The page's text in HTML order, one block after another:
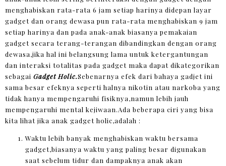
menghabiskan rata-rata 6 jam setiap harinya didepan layar
gadget dan orang dewasa pun rata-rata menghabiskan 9 jam
setiap harinya dan pada anak-anak biasanya pemakaian
gadget secara terang-terangan dibandingkan dengan orang
dewasa,jika hal ini belangsung lama untuk ketergantungan
dan interaksi totalitas pada gadget maka dapat dikategorikan
sebagai Gadget Holic.Sebenarnya efek dari bahaya gadjet ini
sama besar efeknya seperti halnya nikotin atau narkoba yang
tidak hanya mempengaruhi fisiknya,namun lebih jauh
mempengaruhi mental kejiwaan.Ada beberapa ciri yang bisa
kita lihat jika anak gadget holic,adalah :
Waktu lebih banyak menghabiskan waktu bersama
gadget,biasanya waktu yang paling besar digunakan
saat sebelum tidur dan dampaknya anak akan